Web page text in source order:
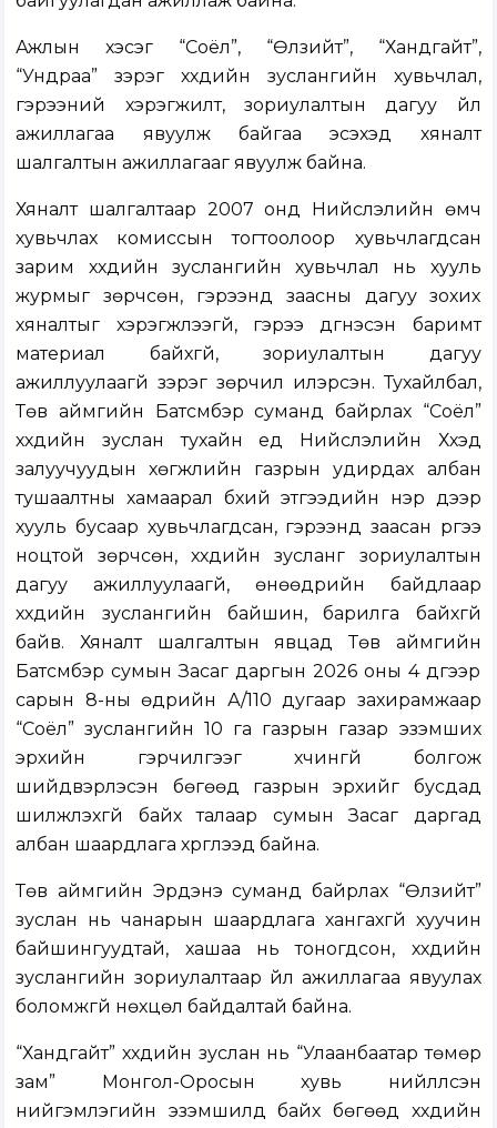
Ажлын хэсэг “Соёл”, “Өлзийт”, “Хандгайт”,
“Ундраа” зэрэг хүүхдийн зуслангийн хувьчлал,
гэрээний хэрэгжилт, зориулалтын дагуу үйл
ажиллагаа явуулж байгаа эсэхэд хяналт
шалгалтын ажиллагааг явуулж байна.
Хяналт шалгалтаар 2007 онд Нийслэлийн өмч
хувьчлах комиссын тогтоолоор хувьчлагдсан
зарим хүүхдийн зуслангийн хувьчлал нь хууль
журмыг зөрчсөн, гэрээнд заасны дагуу зохих
хяналтыг хэрэгжүүлээгүй, гэрээ дүгнэсэн баримт
материал байхгүй, зориулалтын дагуу
ажиллуулаагүй зэрэг зөрчил илэрсэн. Тухайлбал,
Төв аймгийн Батсүмбэр суманд байрлах “Соёл”
хүүхдийн зуслан тухайн үед Нийслэлийн Хүүхэд
залуучуудын хөгжлийн газрын удирдах албан
тушаалтны хамаарал бүхий этгээдийн нэр дээр
хууль бусаар хувьчлагдсан, гэрээнд заасан үүргээ
ноцтой зөрчсөн, хүүхдийн зусланг зориулалтын
дагуу ажиллуулаагүй, өнөөдрийн байдлаар
хүүхдийн зуслангийн байшин, барилга байхгүй
байв. Хяналт шалгалтын явцад Төв аймгийн
Батсүмбэр сумын Засаг даргын 2026 оны 4 дүгээр
сарын 8-ны өдрийн А/110 дугаар захирамжаар
“Соёл” зуслангийн 10 га газрын газар эзэмших
эрхийн гэрчилгээг хүчингүй болгож
шийдвэрлэсэн бөгөөд газрын эрхийг бусдад
шилжүүлэхгүй байх талаар сумын Засаг даргад
албан шаардлага хүргүүлээд байна.
Төв аймгийн Эрдэнэ суманд байрлах “Өлзийт”
зуслан нь чанарын шаардлага хангахгүй хуучин
байшингуудтай, хашаа нь тоногдсон, хүүхдийн
зуслангийн зориулалтаар үйл ажиллагаа явуулах
боломжгүй нөхцөл байдалтай байна.
“Хандгайт” хүүхдийн зуслан нь “Улаанбаатар төмөр
зам” Монгол-Оросын хувь нийлүүлсэн
нийгэмлэгийн эзэмшилд байх бөгөөд хүүхдийн